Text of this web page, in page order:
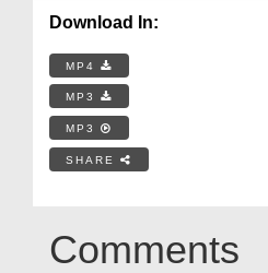
Download In:
MP4
MP3
MP3
SHARE
Comments